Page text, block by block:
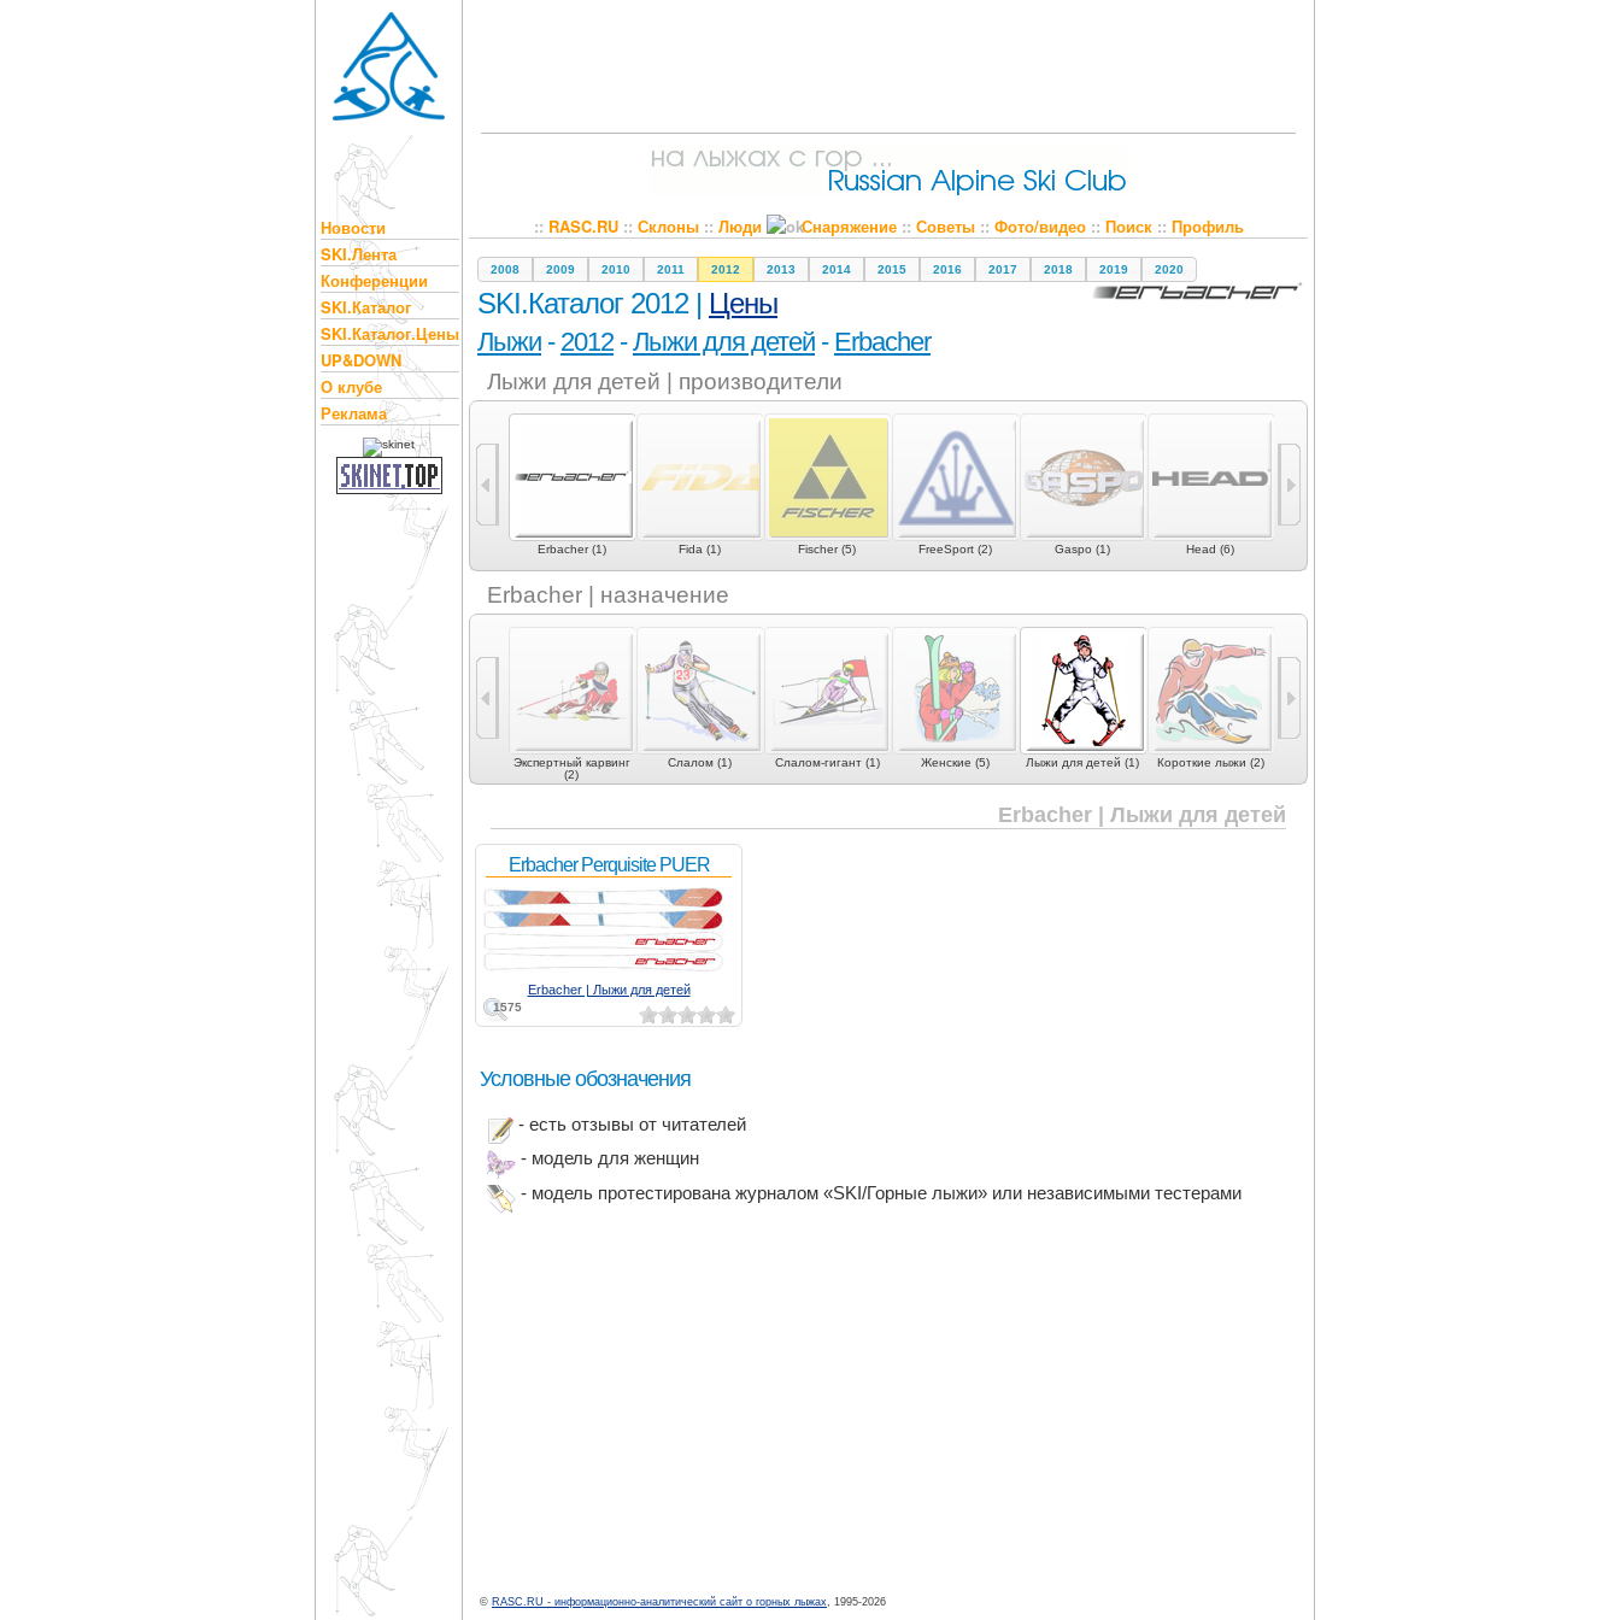
Новости
SKI.Лента
Конференции
SKI.Каталог
SKI.Каталог.Цены
UP&DOWN
О клубе
Реклама
:: RASC.RU:: Склоны:: Люди Снаряжение:: Советы:: Фото/видео:: Поиск:: Профиль
2008 2009 2010 2011 2012 2013 2014 2015 2016 2017 2018 2019 2020
SKI.Каталог 2012 | Цены
Лыжи - 2012-Лыжи для детей - Erbacher
Лыжи для детей | производители
Elan (4) Erbacher (1) Fida (1) Fischer (5) FreeSport (2) Gaspo (1) Head (6)
Erbacher | назначение
Универсальные (2) Карвинг (4)
Экспертный карвинг
(2)
Слалом (1) Слалом-гигант (1) Женские (5) Лыжи для детей (1) Короткие лыжи (2)
Erbacher | Лыжи для детей
1575
Erbacher Perquisite PUER
Erbacher | Лыжи для детей
Условные обозначения
- есть отзывы от читателей
- модель для женщин
- модель протестирована журналом «SKI/Горные лыжи» или независимыми тестерами
© RASC.RU - информационно-аналитический сайт о горных лыжах, 1995-2026